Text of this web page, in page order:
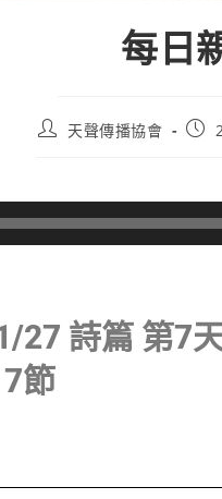
每日
天聲傳播協會
27 詩篇 第7
節